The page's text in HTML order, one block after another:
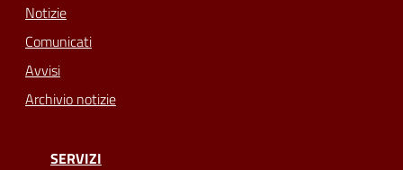
Notizie
Comunicati
Avvisi
Archivio notizie
SERVIZI